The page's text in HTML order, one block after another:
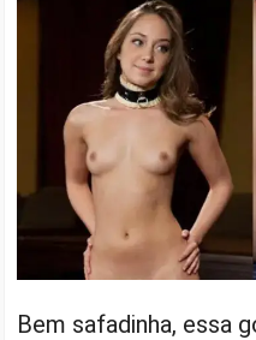
Bem safadinha, essa